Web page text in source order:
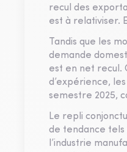
recul des
est à relativiser.
Tandis que les
demande
est en net recul.
d’expérience,
semestre 2025,
Le repli
de tendance tels
l’industrie